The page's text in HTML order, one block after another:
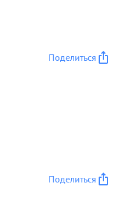
Поделиться
Поделиться